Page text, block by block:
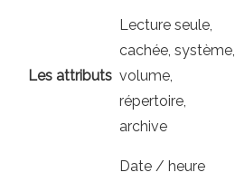
Les attributs
Lecture seule,
cachée, système,
volume,
répertoire,
archive
Date / heure